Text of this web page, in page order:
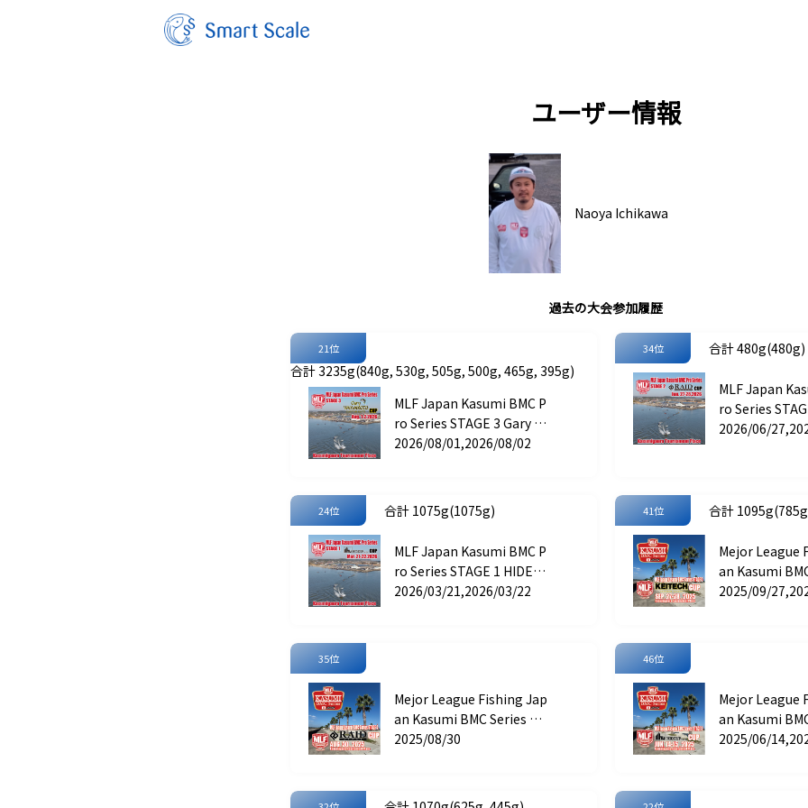
ユーザー情報
Naoya Ichikawa
過去の大会参加履歴
21位
合計 3235g(840g, 530g, 505g, 500g, 465g, 395g)
MLF Japan Kasumi BMC P
ro Series STAGE 3 Gary In
ternational CUP
2026/08/01,2026/08/02
34位 合計 480g(480g)
MLF Japan
ro Series
pan CUP
2026/06/
24位 合計 1075g(1075g)
MLF Japan Kasumi BMC P
ro Series STAGE 1 HIDEU
P CUP
2026/03/21,2026/03/22
41位 合計
Mejor League
an Kasumi
AGE 5
2025/09/
35位
Mejor League Fishing Jap
an Kasumi BMC Series ST
AGE 4 RAID JAPAN CUP
2025/08/30
46位
Mejor League
an Kasumi
AGE 3 HIDEUP
2025/06/